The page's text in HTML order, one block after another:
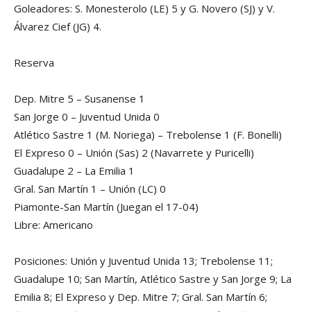
Goleadores: S. Monesterolo (LE) 5 y G. Novero (SJ) y V.
Álvarez Cief (JG) 4.
Reserva
Dep. Mitre 5 – Susanense 1
San Jorge 0 – Juventud Unida 0
Atlético Sastre 1 (M. Noriega) – Trebolense 1 (F. Bonelli)
El Expreso 0 – Unión (Sas) 2 (Navarrete y Puricelli)
Guadalupe 2 – La Emilia 1
Gral. San Martín 1 – Unión (LC) 0
Piamonte-San Martín (Juegan el 17-04)
Libre: Americano
Posiciones: Unión y Juventud Unida 13; Trebolense 11;
Guadalupe 10; San Martín, Atlético Sastre y San Jorge 9; La
Emilia 8; El Expreso y Dep. Mitre 7; Gral. San Martín 6;